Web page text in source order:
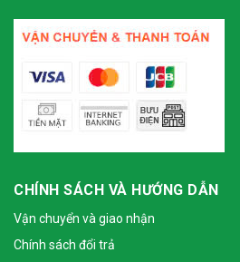
CHÍNH SÁCH VÀ HƯỚNG DẪN
Vận chuyển và giao nhận
Chính sách đổi trả